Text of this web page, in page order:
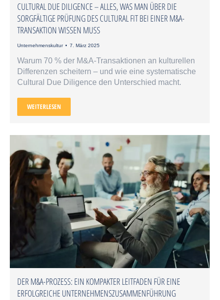
CULTURAL DUE DILIGENCE – ALLES, WAS MAN ÜBER DIE
SORGFÄLTIGE PRÜFUNG DES CULTURAL FIT BEI EINER M&A-
TRANSAKTION WISSEN MUSS
Unternehmenskultur 7. März 2025
Warum 70 % der M&A-Transaktionen an kulturellen
Differenzen scheitern – und wie eine systematische
Cultural Due Diligence den Unterschied macht.
WEITERLESEN
DER M&A-PROZESS: EIN KOMPAKTER LEITFADEN FÜR EINE
ERFOLGREICHE UNTERNEHMENSZUSAMMENFÜHRUNG